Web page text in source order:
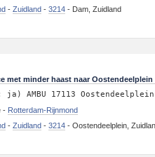
-Zuidland -3214 - Dam, Zuidland
met minder haast naar Oostendeelplein
ja) AMBU 17113 Oostendeelplein
- Rotterdam-Rijnmond
-Zuidland -3214 -Oostendeelplein,